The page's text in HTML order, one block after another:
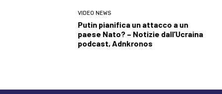
VIDEO NEWS
Putin pianifica un attacco a un
paese Nato? – Notizie dall’Ucraina
podcast, Adnkronos